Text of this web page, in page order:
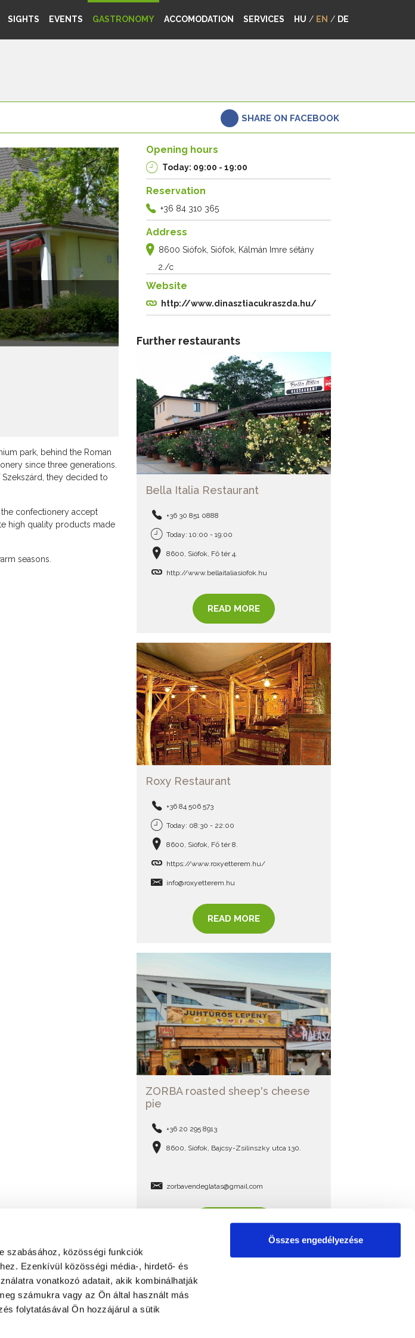
szabásához, közösségi funkciók
Ezenkívül közösségi média-, hirdető- és
vonatkozó adatait, akik kombinálhatják
számukra vagy az Ön által használt más
folytatásával Ön hozzájárul a sütik
Összes engedélyezése
SIGHTS EVENTS GASTRONOMY ACCOMODATION SERVICES HU / EN / DE
SHARE ON FACEBOOK
park, behind the Roman
since three generations.
they decided to
confectionery accept
high quality products made
seasons.
Opening hours
Today: 09:00 - 19:00
Reservation
+36 84 310 365
Address
8600 Siófok, Siófok, Kálmán Imre sétány
2./c
Website
http://www.dinasztiacukraszda.hu/
Further restaurants
Bella Italia Restaurant
+36 30 851 0888
Today: 10:00 - 19:00
8600, Siófok, Fő tér 4.
http://www.bellaitaliasiofok.hu
READ MORE
Roxy Restaurant
+36 84 506 573
Today: 08:30 - 22:00
8600, Siófok, Fő tér 8.
https://www.roxyetterem.hu/
info@roxyetterem.hu
READ MORE
ZORBA roasted sheep's cheese
pie
+36 20 295 8913
8600, Siófok, Bajcsy-Zsilinszky utca 130.
zorbavendeglatas@gmail.com
READ MORE
AND CONDITIONS